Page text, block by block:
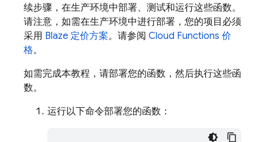
续步骤，在生产环境中部署、测试和运行这些函数。
请注意，如需在生产环境中进行部署，您的项目必须
采用 Blaze 定价方案。请参阅 Cloud Functions 价
格。
如需完成本教程，请部署您的函数，然后执行这些函
数。
运行以下命令部署您的函数：